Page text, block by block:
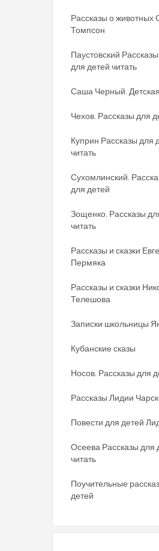
Рассказы о животных
Томпсон
Паустовский Рассказы
для детей читать
Саша Черный.
Чехов. Рассказы для
Куприн Рассказы для
читать
Сухомлинский.
для детей
Зощенко. Рассказы
читать
Рассказы и сказки
Пермяка
Рассказы и сказки
Телешова
Записки школьницы
Кубанские сказы
Носов. Рассказы для
Рассказы Лидии
Повести для детей
Осеева Рассказы для
читать
Поучительные
детей